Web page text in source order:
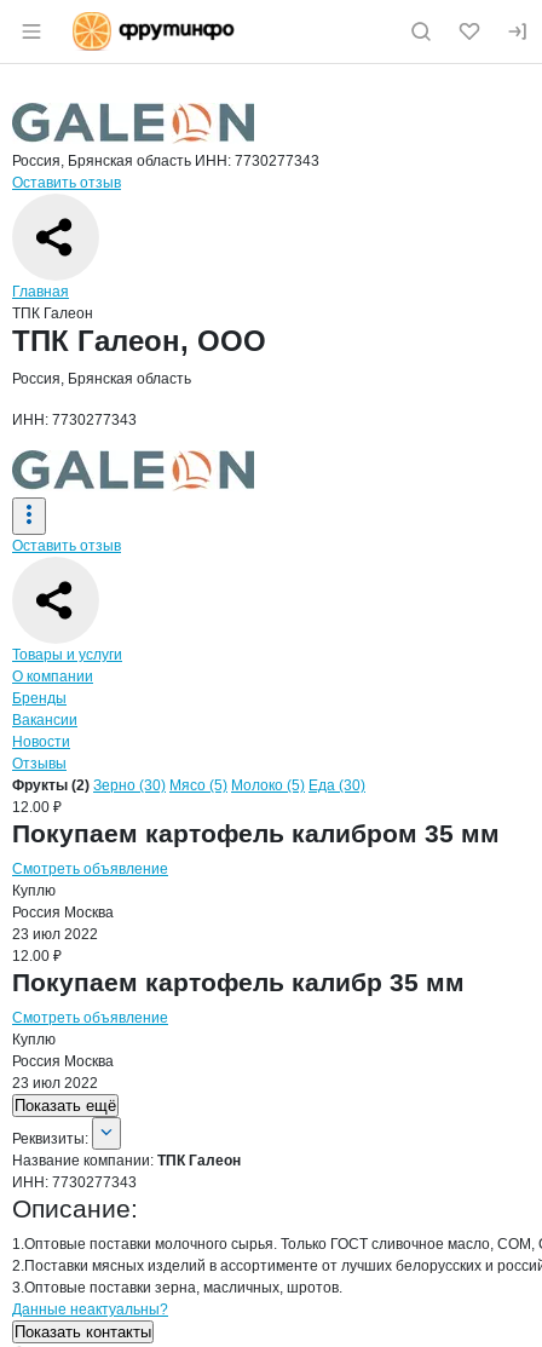
Раздел навигации по сайту fruitinfo.ru
Страница компании
Страница компанииТПК Галеон, ООО
Краткая информация о компании
Россия, Брянская область ИНН: 7730277343
Оставить отзыв
Навигация по сайту
Главная
ТПК Галеон
Основная информация о компании
ТПК Галеон, ООО
Россия, Брянская область
ИНН: 7730277343
Оставить отзыв
Навигация по странице
Товары и услуги
О компании
Бренды
Вакансии
Новости
Отзывы
ПродукцияТПК Галеон, ООО
Навигация по продуктамкомпании
Фрукты (2) Зерно (30) Мясо (5) Молоко (5) Еда (30)
12.00 ₽
Покупаем картофель калибром 35 мм
Смотреть объявление
Куплю
Россия Москва
23 июл 2022
12.00 ₽
Покупаем картофель калибр 35 мм
Смотреть объявление
Куплю
Россия Москва
23 июл 2022
Показать ещё
О компании
Реквизиты
Реквизиты:
Название компании: ТПК Галеон
ИНН: 7730277343
Описание:
1.Оптовые поставки молочного сырья. Только ГОСТ сливочное масло,
2.Поставки мясных изделий в ассортименте от лучших белорусских и
3.Оптовые поставки зерна, масличных, шротов.
Контактыкомпании
+7(800)000-00-..
Данные неактуальны?
Показать контакты